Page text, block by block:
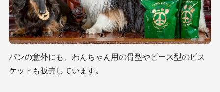
パンの意外にも、わんちゃん用の骨型やピース型のビス
ケットも販売しています。